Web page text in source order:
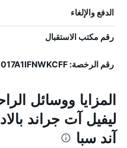
الدفع والإلغاء
رقم مكتب الاستقبال
رقم الرخصة: 19082017A201711, IT082017A1IFNWKCFF
المزايا ووسائل
ليفيل آت جراند
آند سبا